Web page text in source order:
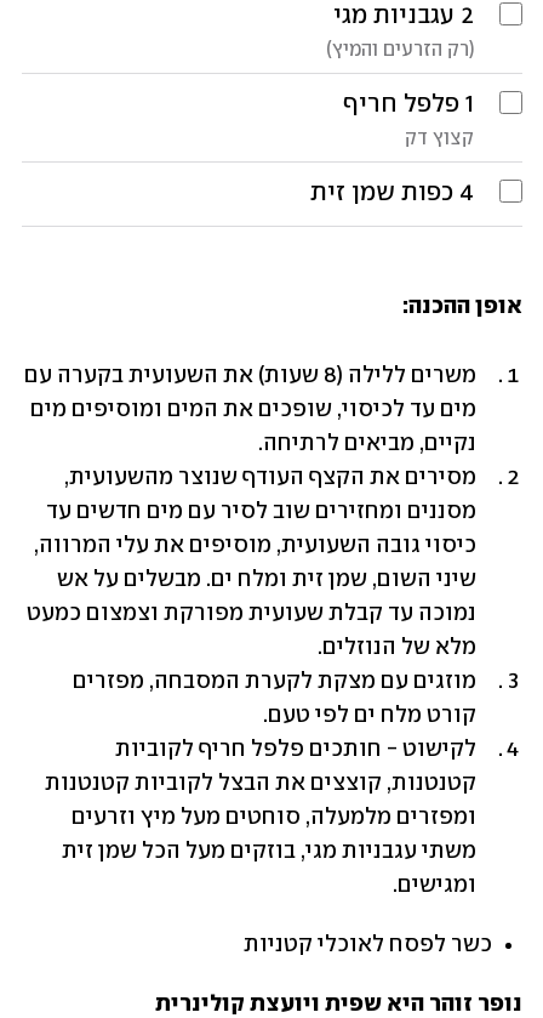
2 עגבניות מגי
(רק הזרעים והמיץ)
1 פלפל חריף
קצוץ דק
4 כפות שמן זית
אופן ההכנה:
נקיים, מביאים לרתיחה.
שיני השום, שמן זית ומלח ים. מבשלים על אש
נמוכה עד קבלת שעועית מפורקת וצמצום כמעט
מלא של הנוזלים.
קורט מלח ים לפי טעם.
לקישוט - חותכים פלפל חריף לקוביות
קטנטנות, קוצצים את הבצל לקוביות קטנטנות
משתי עגבניות מגי, בוזקים מעל הכל שמן זית
ומגישים.
כשר לפסח לאוכלי קטניות
נופר זוהר היא שפית ויועצת קולינרית